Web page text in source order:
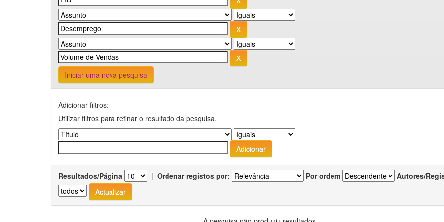
Iniciar uma nova pesquisa
Adicionar filtros:
Utilizar filtros para refinar o resultado da pesquisa.
Resultados/Página | Ordenar registos por: Por ordem Autores/